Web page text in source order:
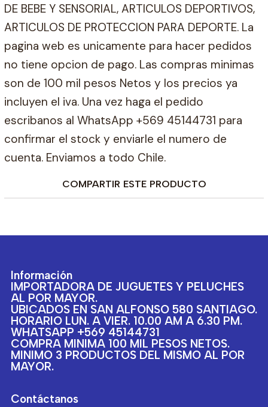
DE BEBE Y SENSORIAL, ARTICULOS DEPORTIVOS,
ARTICULOS DE PROTECCION PARA DEPORTE. La
pagina web es unicamente para hacer pedidos
no tiene opcion de pago. Las compras minimas
son de 100 mil pesos Netos y los precios ya
incluyen el iva. Una vez haga el pedido
escribanos al WhatsApp +569 45144731 para
confirmar el stock y enviarle el numero de
cuenta. Enviamos a todo Chile.
COMPARTIR ESTE PRODUCTO
Información
IMPORTADORA DE JUGUETES Y PELUCHES
AL POR MAYOR.
UBICADOS EN SAN ALFONSO 580 SANTIAGO.
HORARIO LUN. A VIER. 10.00 AM A 6.30 PM.
WHATSAPP +569 45144731
COMPRA MINIMA 100 MIL PESOS NETOS.
MINIMO 3 PRODUCTOS DEL MISMO AL POR
MAYOR.
Contáctanos